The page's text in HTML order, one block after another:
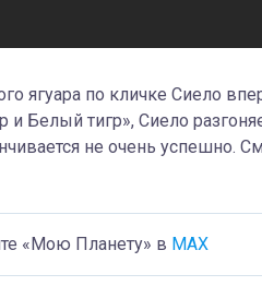
ягуара по кличке Сиело
и Белый тигр», Сиело
не очень успешно.
«Мою Планету» в MAX